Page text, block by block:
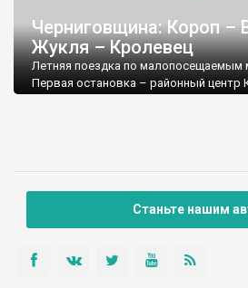
Черниговщина: Короп –
Жукля – Кролевец
Летняя поездка по малопосещаемым
Первая остановка – районный центр
Станьте нашим